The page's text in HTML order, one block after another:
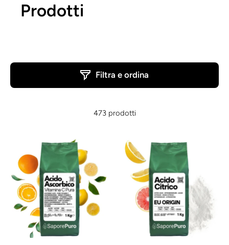
Prodotti
Filtra e ordina
473 prodotti